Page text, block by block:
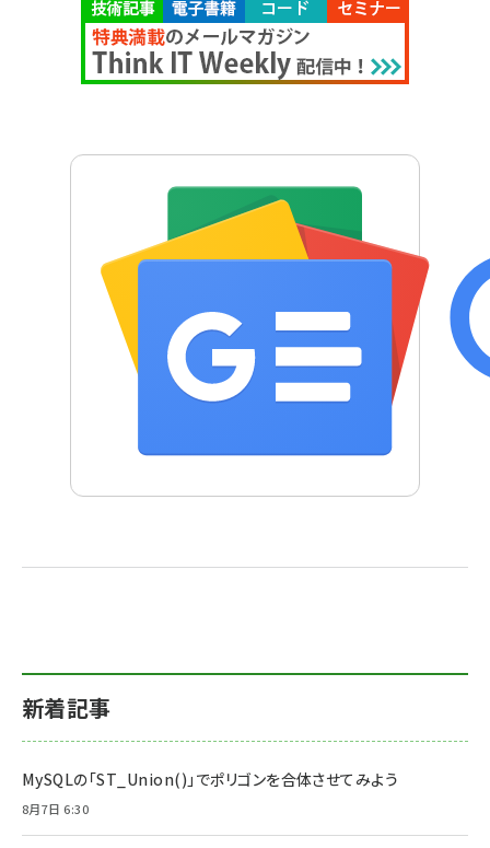
新着記事
MySQLの「ST_Union()」でポリゴンを合体させてみよう
8月7日 6:30